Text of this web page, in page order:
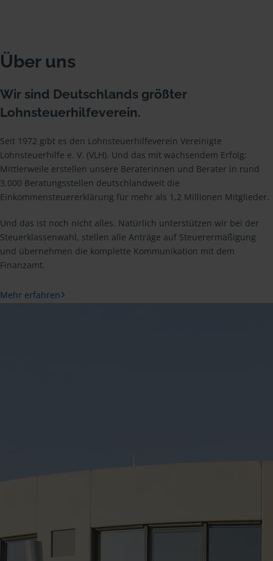
Über uns
Wir sind Deutschlands größter
Lohnsteuerhilfeverein.
Seit 1972 gibt es den Lohnsteuerhilfeverein Vereinigte
Lohnsteuerhilfe e. V. (VLH). Und das mit wachsendem Erfolg:
Mittlerweile erstellen unsere Beraterinnen und Berater in rund
3.000 Beratungsstellen deutschlandweit die
Einkommensteuererklärung für mehr als 1,2 Millionen Mitglieder.
Und das ist noch nicht alles. Natürlich unterstützen wir bei der
Steuerklassenwahl, stellen alle Anträge auf Steuerermäßigung
und übernehmen die komplette Kommunikation mit dem
Finanzamt.
Mehr erfahren